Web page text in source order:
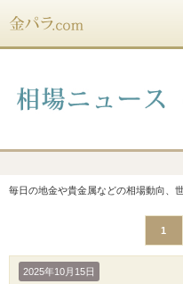
毎日の地金や貴金属などの相場動向、
1
2025年10月15日